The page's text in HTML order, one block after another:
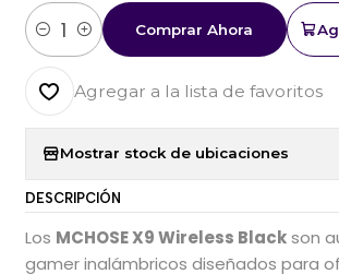
Cantidad
Comprar Ahora
Agregar a la lista de favoritos
Mostrar stock de ubicaciones
DESCRIPCIÓN
Los MCHOSE X9 Wireless Blackson
gamer inalámbricos diseñados para